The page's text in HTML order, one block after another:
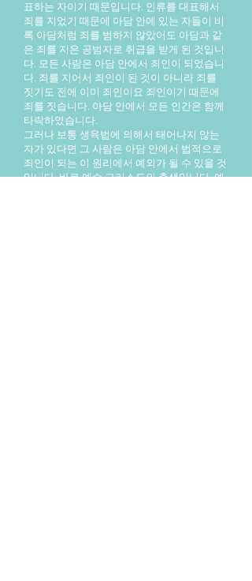
표하는 자이기 때문입니다. 인류를 대표해서
죄를 지었기 때문에 아담 안에 있는 자들이 비
록 아담처럼 죄를 범하지 않았어도 아담과 같
은 죄를 지은 공범자로 취급을 받게 된 것입니
다. 모든 사람은 아담 안에서 죄인이 되었습니
다. 죄를 지어서 죄인이 된 것이 아니라 죄를
짓기도 전에 이미 죄인이요 죄인이기 때문에
죄를 짓습니다. 아담 안에서 모든 인간은 함께
타락하였습니다.
그러나 보통 생육법에 의해서 태어나지 않는
자가 있다면 그 사람은 아담 안에서 법적으로
죄인이 되는 이 원리에서 예외가 될 수 있을 것
입니다. 바로 예수 그리스도의 출생입니다. 예